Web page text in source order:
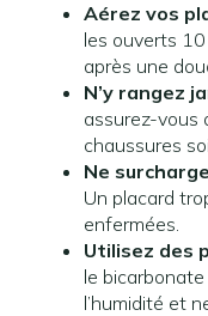
Aérez vos
les ouverts
après une
N’y rangez
assurez-vous
chaussures
Ne
Un placard
enfermées.
Utilisez des
le
l’humidité et